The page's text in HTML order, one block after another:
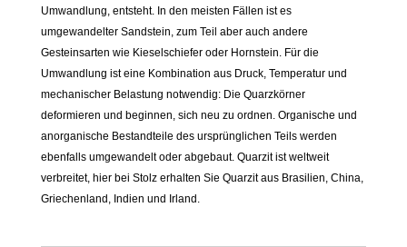
Umwandlung, entsteht. In den meisten Fällen ist es
umgewandelter Sandstein, zum Teil aber auch andere
Gesteinsarten wie Kieselschiefer oder Hornstein. Für die
Umwandlung ist eine Kombination aus Druck, Temperatur und
mechanischer Belastung notwendig: Die Quarzkörner
deformieren und beginnen, sich neu zu ordnen. Organische und
anorganische Bestandteile des ursprünglichen Teils werden
ebenfalls umgewandelt oder abgebaut. Quarzit ist weltweit
verbreitet, hier bei Stolz erhalten Sie Quarzit aus Brasilien, China,
Griechenland, Indien und Irland.